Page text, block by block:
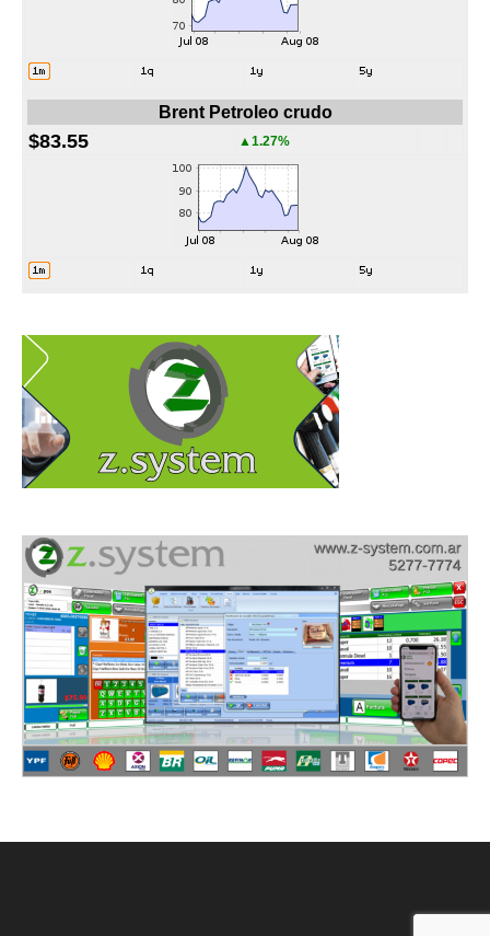
Brent Petroleo crudo
$83.55 ▲1.27%